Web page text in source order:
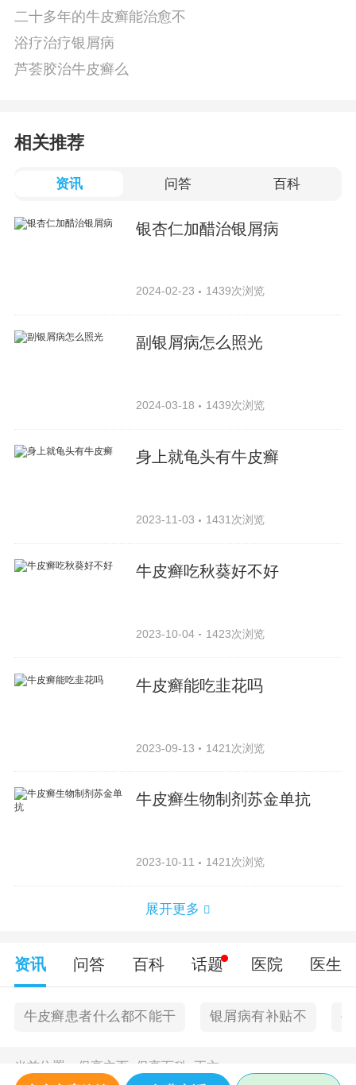
二十多年的牛皮癣能治愈不
浴疗治疗银屑病
芦荟胶治牛皮癣么
相关推荐
资讯 问答 百科
银杏仁加醋治银屑病
2024-02-23 1439次浏览
副银屑病怎么照光
2024-03-18 1439次浏览
身上就龟头有牛皮癣
2023-11-03 1431次浏览
牛皮癣吃秋葵好不好
2023-10-04 1423次浏览
牛皮癣能吃韭花吗
2023-09-13 1421次浏览
牛皮癣生物制剂苏金单抗
2023-10-11 1421次浏览
展开更多
资讯 问答 百科 话题 医院 医生
牛皮癣患者什么都不能干 银屑病有补贴不
当前位置： 保亭主页> 保亭百科 正文